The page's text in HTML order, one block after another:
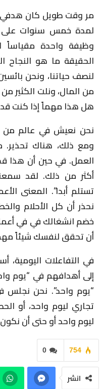
مر وقت طويل كان هدفي
لمدة خمس سنوات على
وظيفة واحدة
الحقيقة ما هو النجاح
لنصف حياتنا، ونحن
من المال، ونلت الكثير من
هل هذا مهماً إذا كنت
نحن نعيش في عالم
ومع ذلك، هناك
العمل. في حين أن هذا
أكثر من ذلك. لقد
تستلم أبدا”. المعنى
نحذر أن كل الأحلام
خضم انشغالك في في
أن تحقق لنفسك شيئاً
في التفاعلات
إلى أهدافهم في “يوم
“يوم واحد”. نحن نجلس
تجاري ليوم واحد، أو
ليوم واحد أو حتى أن
0 754
انشر